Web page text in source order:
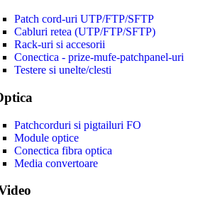
Patch cord-uri UTP/FTP/SFTP
Cabluri retea (UTP/FTP/SFTP)
Rack-uri si accesorii
Conectica - prize-mufe-patchpanel-uri
Testere si unelte/clesti
Patchcorduri si pigtailuri FO
Module optice
Conectica fibra optica
Media convertoare